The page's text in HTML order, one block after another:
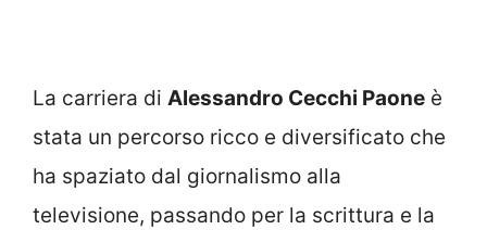
La carriera di Alessandro Cecchi Paone è
stata un percorso ricco e diversificato che
ha spaziato dal giornalismo alla
televisione, passando per la scrittura e la